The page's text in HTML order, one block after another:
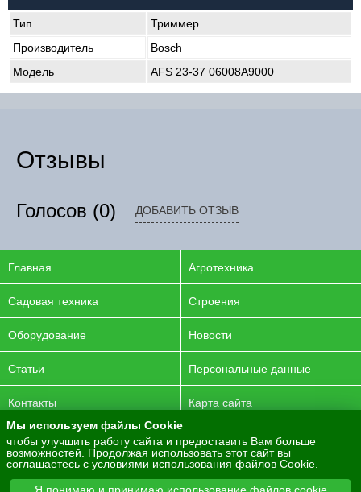
Тип
Триммер
Производитель
Bosch
Модель
AFS 23-37 06008A9000
Отзывы
Голосов (0) ДОБАВИТЬ ОТЗЫВ
Главная Агротехника
Садовая техника Строения
Оборудование Новости
Статьи Персональные данные
Контакты Карта сайта
© 2016-2026 ENERGYAGRO Все права защищены.
Разработка сайта - PurpleLabs
Вся представленная на сайте информация носит
Мы используем файлы Cookie
чтобы улучшить работу сайта и предоставить Вам больше
возможностей. Продолжая использовать этот сайт вы
соглашаетесь с условиями использования файлов Cookie.